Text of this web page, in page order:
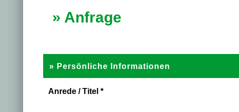
» Anfrage
» Persönliche Informationen
Anrede / Titel *